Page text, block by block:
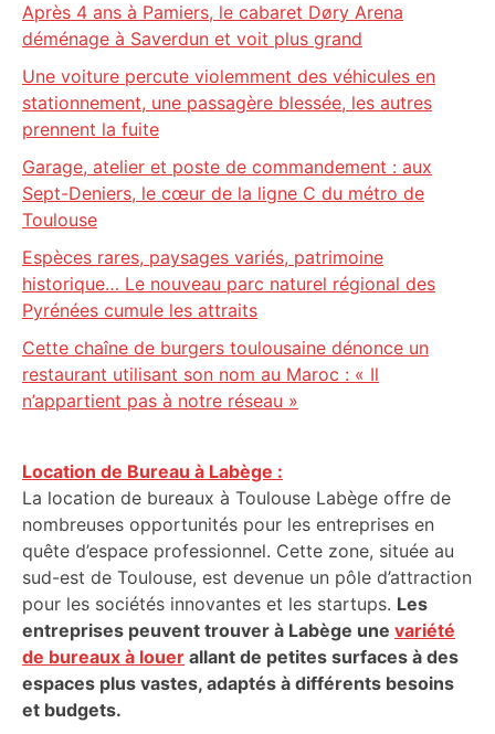
Après 4 ans à Pamiers, le cabaret Døry Arena
déménage à Saverdun et voit plus grand
Une voiture percute violemment des véhicules en
stationnement, une passagère blessée, les autres
prennent la fuite
Garage, atelier et poste de commandement : aux
Sept-Deniers, le cœur de la ligne C du métro de
Toulouse
Espèces rares, paysages variés, patrimoine
historique… Le nouveau parc naturel régional des
Pyrénées cumule les attraits
Cette chaîne de burgers toulousaine dénonce un
restaurant utilisant son nom au Maroc : « Il
n’appartient pas à notre réseau »
Location de Bureau à Labège :
La location de bureaux à Toulouse Labège offre de
nombreuses opportunités pour les entreprises en
quête d’espace professionnel. Cette zone, située au
sud-est de Toulouse, est devenue un pôle d’attraction
pour les sociétés innovantes et les startups. Les
entreprises peuvent trouver à Labège une variété
de bureaux à louer allant de petites surfaces à des
espaces plus vastes, adaptés à différents besoins
et budgets.